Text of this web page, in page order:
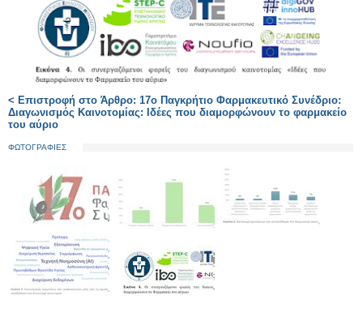
< Επιστροφή στο Άρθρο: 17ο Παγκρήτιο Φαρμακευτικό Συνέδριο:
Διαγωνισμός Καινοτομίας: Ιδέες που διαμορφώνουν το φαρμακείο
του αύριο
ΦΩΤΟΓΡΑΦΙΕΣ